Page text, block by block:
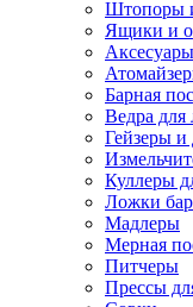
Штопоры
Ящики и
Барная
Ведра для
Гейзеры
Куллеры
Ложки
Мадлеры
Мерная
Питчеры
Прессы